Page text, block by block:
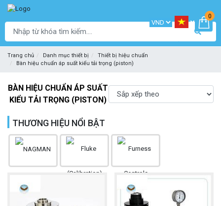
0
Trang chủ Danh mục thiết bị
Thiết bị hiệu chuẩn
Bàn hiệu chuẩn áp suất kiểu tải trọng (piston)
BÀN HIỆU CHUẨN ÁP SUẤT
KIỂU TẢI TRỌNG (PISTON)
THƯƠNG HIỆU NỔI BẬT